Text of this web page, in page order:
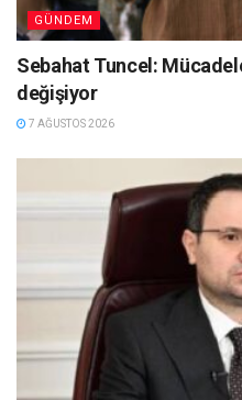
GÜNDEM
Sebahat Tuncel:
değişiyor
7 AĞUSTOS 2026